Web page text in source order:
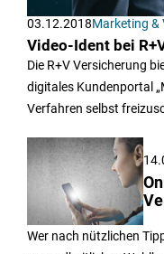
03.12.2018Marketing &
Video-Ident bei
Die R+V Versicherung
digitales Kundenportal
Verfahren selbst
Wer nach nützlichen